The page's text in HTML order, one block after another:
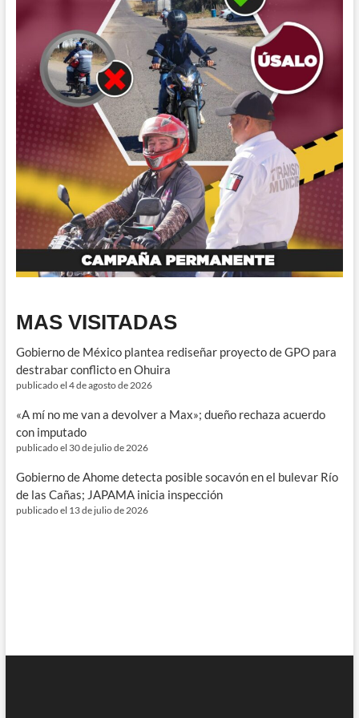
MAS VISITADAS
Gobierno de México plantea rediseñar proyecto de GPO para
destrabar conflicto en Ohuira
publicado el 4 de agosto de 2026
«A mí no me van a devolver a Max»; dueño rechaza acuerdo
con imputado
publicado el 30 de julio de 2026
Gobierno de Ahome detecta posible socavón en el bulevar Río
de las Cañas; JAPAMA inicia inspección
publicado el 13 de julio de 2026